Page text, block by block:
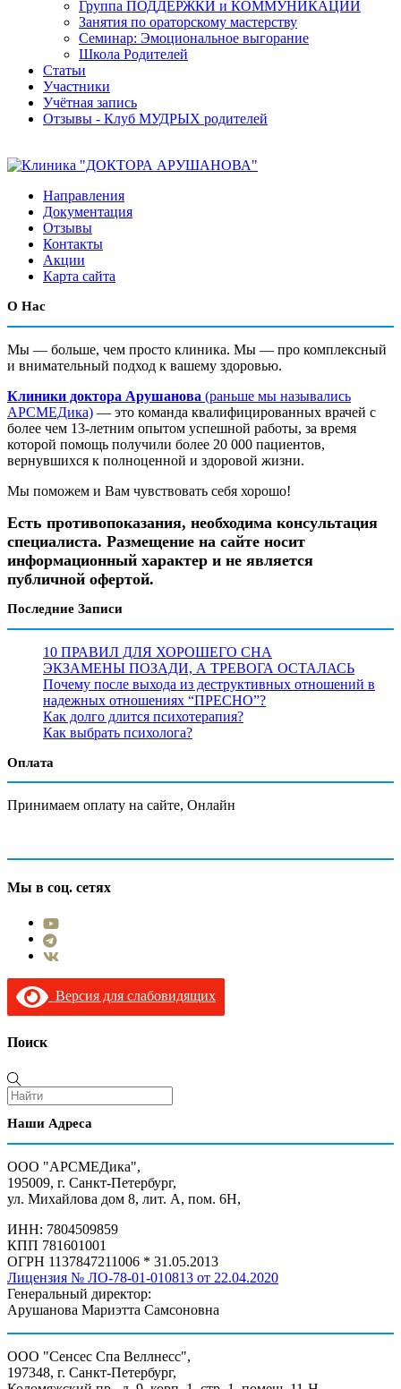
Группа ПОДДЕРЖКИ и КОММУНИКАЦИИ
Занятия по ораторскому мастерству
Семинар: Эмоциональное выгорание
Школа Родителей
Статьи
Участники
Учётная запись
Отзывы - Клуб МУДРЫХ родителей
Направления
Документация
Отзывы
Контакты
Акции
Карта сайта
О Нас
Мы — больше, чем просто клиника. Мы — про комплексный
и внимательный подход к вашему здоровью.
Клиники доктора Арушанова (раньше мы назывались
АРСМЕДика) — это команда квалифицированных врачей с
более чем 13-летним опытом успешной работы, за время
которой помощь получили более 20 000 пациентов,
вернувшихся к полноценной и здоровой жизни.
Мы поможем и Вам чувствовать себя хорошо!
Есть противопоказания, необходима консультация
специалиста. Размещение на сайте носит
информационный характер и не является
публичной офертой.
Последние Записи
10 ПРАВИЛ ДЛЯ ХОРОШЕГО СНА
ЭКЗАМЕНЫ ПОЗАДИ, А ТРЕВОГА ОСТАЛАСЬ
Почему после выхода из деструктивных отношений в
надежных отношениях “ПРЕСНО”?
Как долго длится психотерапия?
Как выбрать психолога?
Оплата
Принимаем оплату на сайте, Онлайн
Мы в соц. сетях
Версия для слабовидящих
Поиск
Наши Адреса
ООО "АРСМЕДика",
195009, г. Санкт-Петербург,
ул. Михайлова дом 8, лит. А, пом. 6Н,
ИНН: 7804509859
КПП 781601001
ОГРН 1137847211006 * 31.05.2013
Лицензия № ЛО-78-01-010813 от 22.04.2020
Генеральный директор:
Арушанова Мариэтта Самсоновна
ООО "Сенсес Спа Веллнесс",
197348, г. Санкт-Петербург,